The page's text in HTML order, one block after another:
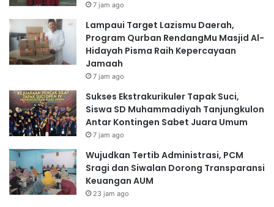
7 jam ago
Lampaui Target Lazismu Daerah,
Program Qurban RendangMu Masjid Al-
Hidayah Pisma Raih Kepercayaan
Jamaah
7 jam ago
Sukses Ekstrakurikuler Tapak Suci,
Siswa SD Muhammadiyah Tanjungkulon
Antar Kontingen Sabet Juara Umum
7 jam ago
Wujudkan Tertib Administrasi, PCM
Sragi dan Siwalan Dorong Transparansi
Keuangan AUM
23 jam ago